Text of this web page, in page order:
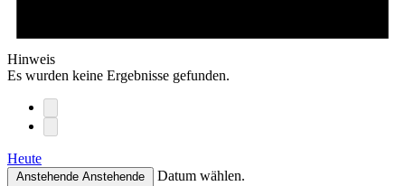
Hinweis
Es wurden keine Ergebnisse gefunden.
Heute
Anstehende Anstehende Datum wählen.